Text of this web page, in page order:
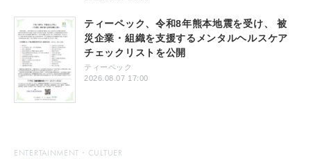
ティーペック、令和8年熊本地震を受け、 被
災企業・組織を支援するメンタルヘルスケア
チェックリストを公開
ティーペック
2026.08.07 17:00
ENTERTAINMENT・CULTUER